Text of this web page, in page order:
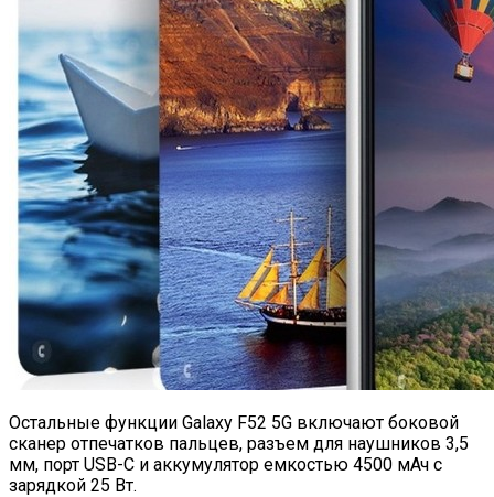
Остальные функции Galaxy F52 5G включают боковой
сканер отпечатков пальцев, разъем для наушников 3,5
мм, порт USB-C и аккумулятор емкостью 4500 мАч с
зарядкой 25 Вт.